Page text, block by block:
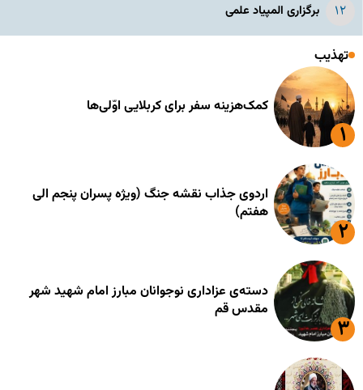
برگزاری المپیاد علمی
تهذیب
کمک‌هزینه سفر برای کربلایی اوّلی‌ها
اردوی جذاب نقشه جنگ (ویژه پسران پنجم الی
هفتم)
دسته‌ی عزاداری نوجوانان مبارز امام شهید شهر
مقدس قم